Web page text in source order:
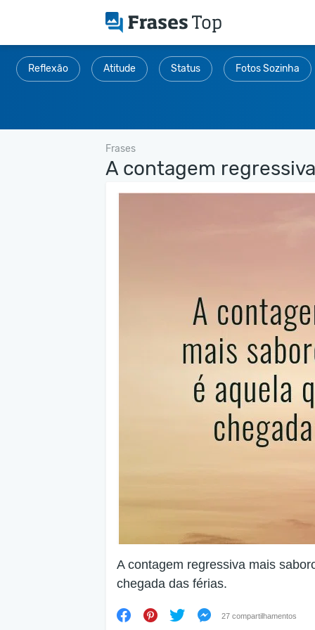
Reflexão Atitude Status Fotos Sozinha
Frases
A contagem
A contagem regressiva mais
chegada das férias.
27 compartilhamentos